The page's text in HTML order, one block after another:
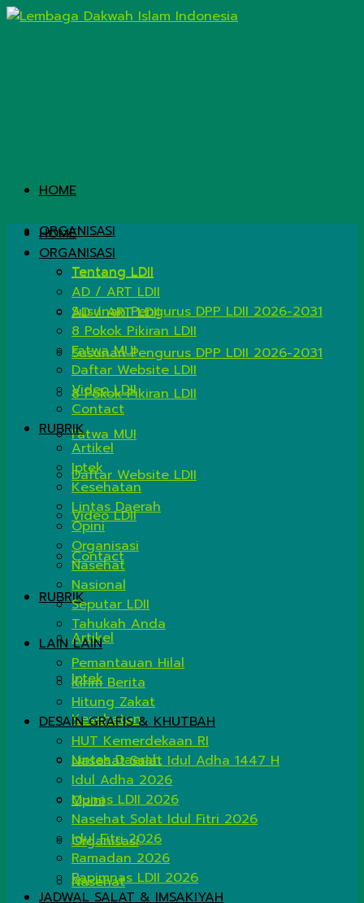
HOME
ORGANISASI
Tentang LDII
AD / ART LDII
Susunan Pengurus DPP LDII 2026-2031
8 Pokok Pikiran LDII
Fatwa MUI
Daftar Website LDII
Video LDII
Contact
RUBRIK
Artikel
Iptek
Kesehatan
Lintas Daerah
Opini
Organisasi
Nasehat
HOME
ORGANISASI
Tentang LDII
AD / ART LDII
Susunan Pengurus DPP LDII 2026-2031
8 Pokok Pikiran LDII
Fatwa MUI
Daftar Website LDII
Video LDII
Contact
RUBRIK
Artikel
Iptek
Kesehatan
Lintas Daerah
Opini
Organisasi
Nasehat
Nasional
Seputar LDII
Tahukah Anda
LAIN LAIN
Pemantauan Hilal
Kirim Berita
Hitung Zakat
DESAIN GRAFIS & KHUTBAH
HUT Kemerdekaan RI
Nasehat Salat Idul Adha 1447 H
Idul Adha 2026
Munas LDII 2026
Nasehat Solat Idul Fitri 2026
Idul Fitri 2026
Ramadan 2026
Rapimnas LDII 2026
JADWAL SALAT & IMSAKIYAH